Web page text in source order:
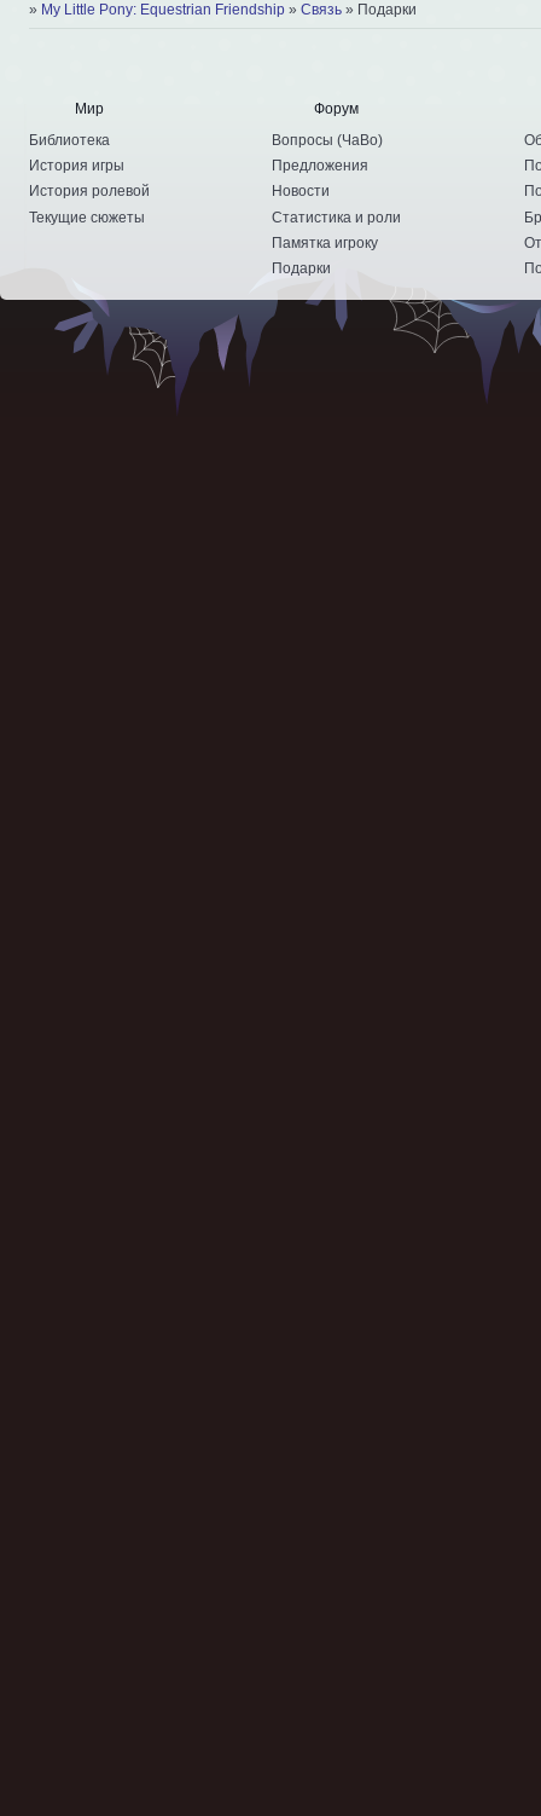
» My Little Pony: Equestrian Friendship » Связь » Подарки
Мир
Библиотека
История игры
История ролевой
Текущие сюжеты
Форум
Вопросы (ЧаВо)
Предложения
Новости
Статистика и роли
Памятка игроку
Подарки